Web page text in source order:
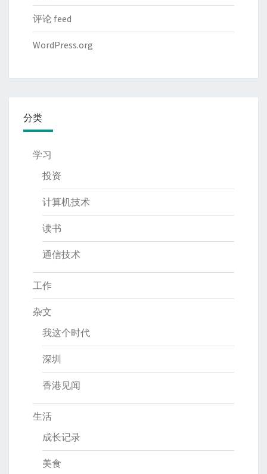
评论 feed
WordPress.org
分类
学习
投资
计算机技术
读书
通信技术
工作
杂文
我这个时代
深圳
香港见闻
生活
成长记录
美食